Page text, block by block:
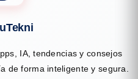
IA, tendencias y consejos
de forma inteligente y segura.